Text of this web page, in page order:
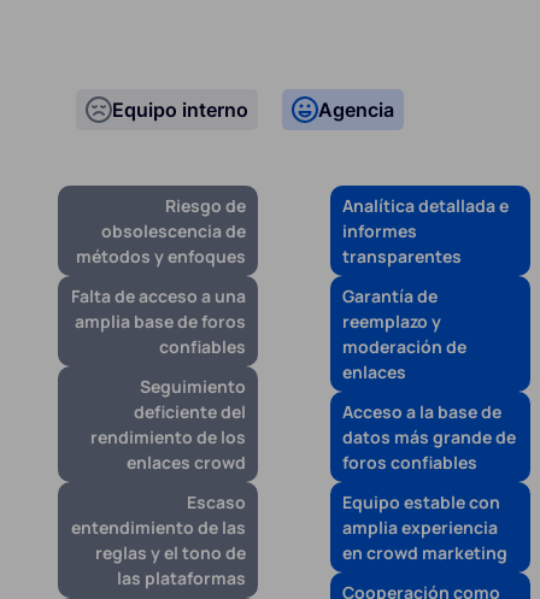
Equipo interno
Riesgo de
obsolescencia de
métodos y enfoques
Falta de acceso a una
amplia base de foros
confiables
Seguimiento
deficiente del
rendimiento de los
enlaces crowd
Escaso
entendimiento de las
reglas y el tono de
las plataformas
Agencia
Analítica detallada e
informes
transparentes
Garantía de
reemplazo y
moderación de
enlaces
Acceso a la base de
datos más grande de
foros confiables
Equipo estable con
amplia experiencia
en crowd marketing
Cooperación como